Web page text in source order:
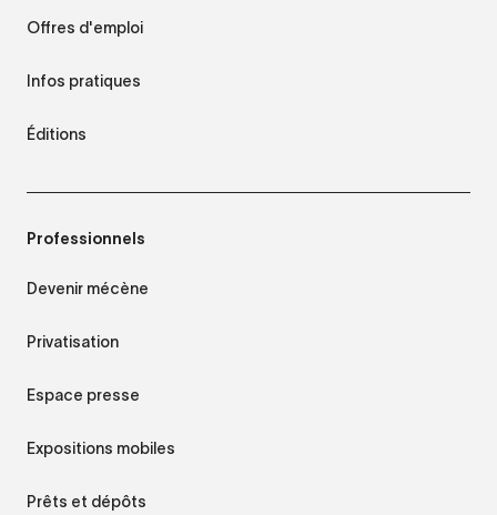
Offres d'emploi
Infos pratiques
Éditions
Professionnels
Devenir mécène
Privatisation
Espace presse
Expositions mobiles
Prêts et dépôts